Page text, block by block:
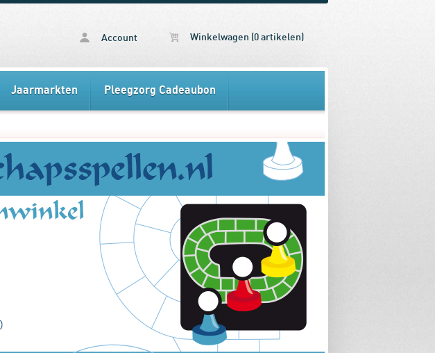
Account Winkelwagen (0 artikelen)
Jaarmarkten Pleegzorg Cadeaubon